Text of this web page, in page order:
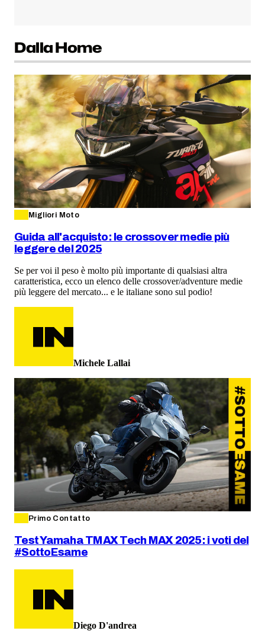
Dalla Home
Migliori Moto
Guida all'acquisto: le crossover medie più
leggere del 2025
Se per voi il peso è molto più importante di qualsiasi altra
caratteristica, ecco un elenco delle crossover/adventure medie
più leggere del mercato... e le italiane sono sul podio!
Michele Lallai
Primo Contatto
Test Yamaha TMAX Tech MAX 2025: i voti del
#SottoEsame
Diego D'andrea